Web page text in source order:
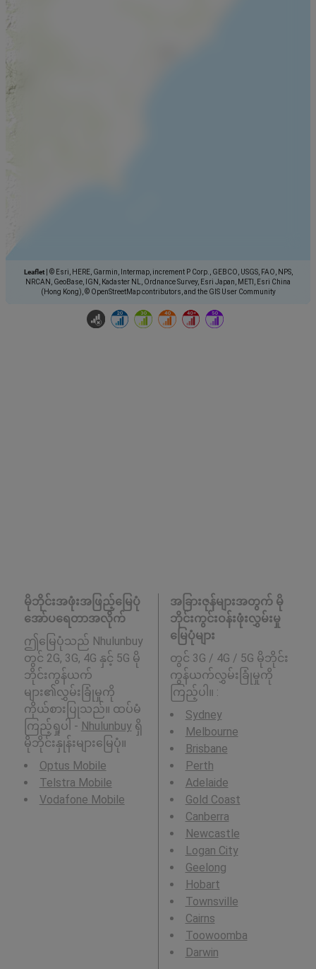
Leaflet
© Esri, HERE, Garmin, Intermap, increment P Corp., GEBCO, USGS, FAO, NPS,
NRCAN, GeoBase, IGN, Kadaster NL, Ordnance Survey, Esri Japan, METI, Esri China
(Hong Kong), © OpenStreetMap contributors, and the GIS User Community
မိုဘိုင်းအဖုံးအဖြည့်မြေပုံ
အော်ပရေတာအလိုက်
ဤမြေပုံသည် Nhulunbuy
တွင် 2G, 3G, 4G နှင့် 5G မို
ဘိုင်းကွန်ယက်
များ၏လွှမ်းခြုံမှုကို
ကိုယ်စားပြုသည်။ ထပ်မံ
ကြည့်ရှုပါ - Nhulunbuyရှိ
မိုဘိုင်းနှုန်းများမြေပုံ။
Optus Mobile
Telstra Mobile
Vodafone Mobile
အခြားဇုန်များအတွက် မို
ဘိုင်းကွင်းဝန်းဖုံးလွှမ်းမှု
မြေပုံများ
တွင် 3G / 4G / 5G မိုဘိုင်း
ကွန်ယက်လွှမ်းခြုံမှုကို
ကြည့်ပါ။ :
Sydney
Melbourne
Brisbane
Perth
Adelaide
Gold Coast
Canberra
Newcastle
Logan City
Geelong
Hobart
Townsville
Cairns
Toowoomba
Darwin